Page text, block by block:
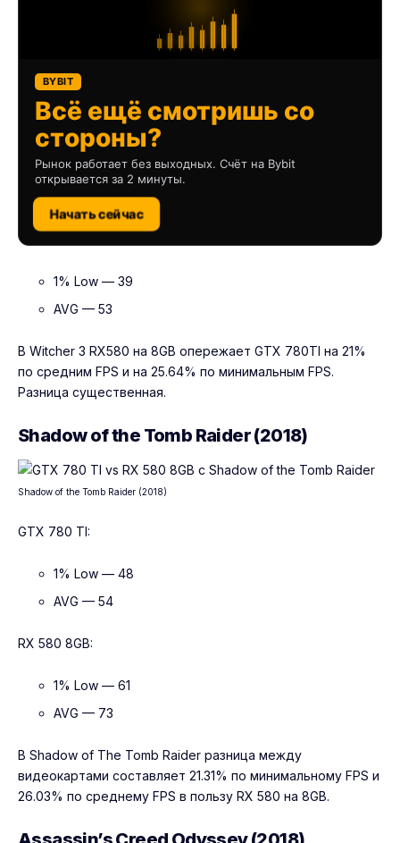
BYBIT
Всё ещё смотришь со
стороны?
Рынок работает без выходных. Счёт на Bybit
открывается за 2 минуты.
Начать сейчас
1% Low — 39
AVG — 53
В Witcher 3 RX580 на 8GB опережает GTX 780TI на 21%
по средним FPS и на 25.64% по минимальным FPS.
Разница существенная.
Shadow of the Tomb Raider (2018)
Shadow of the Tomb Raider (2018)
GTX 780 TI:
1% Low — 48
AVG — 54
RX 580 8GB:
1% Low — 61
AVG — 73
В Shadow of The Tomb Raider разница между
видеокартами составляет 21.31% по минимальному FPS и
26.03% по среднему FPS в пользу RX 580 на 8GB.